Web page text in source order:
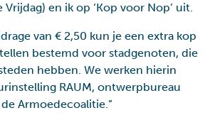
en ik op ‘Kop voor Nop’ uit.
van € 2,50 kun je een extra kop
bestemd voor stadgenoten, die
hebben. We werken hierin
RAUM, ontwerpbureau
Armoedecoalitie.”